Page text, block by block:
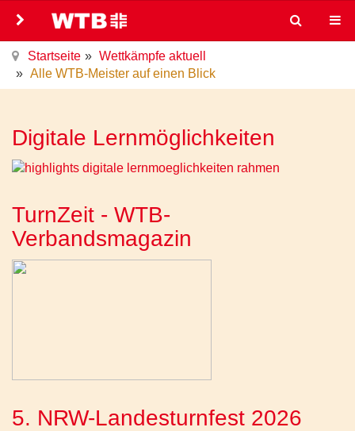
Startseite
Wettkämpfe aktuell
Alle WTB-Meister auf einen Blick
Digitale Lernmöglichkeiten
TurnZeit - WTB-
Verbandsmagazin
5. NRW-Landesturnfest 2026